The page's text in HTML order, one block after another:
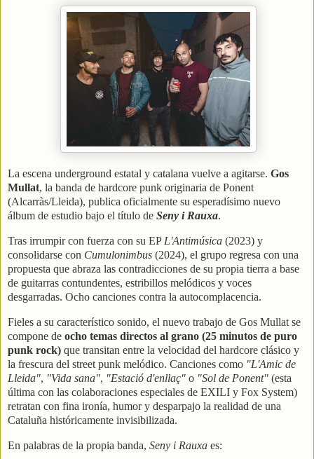
La escena underground estatal y catalana vuelve a agitarse. Gos
Mullat, la banda de hardcore punk originaria de Ponent
(Alcarràs/Lleida), publica oficialmente su esperadísimo nuevo
álbum de estudio bajo el título de Seny i Rauxa.
Tras irrumpir con fuerza con su EP L'Antimúsica (2023) y
consolidarse con Cumulonimbus (2024), el grupo regresa con una
propuesta que abraza las contradicciones de su propia tierra a base
de guitarras contundentes, estribillos melódicos y voces
desgarradas. Ocho canciones contra la autocomplacencia.
Fieles a su característico sonido, el nuevo trabajo de Gos Mullat se
compone de ocho temas directos al grano (25 minutos de puro
punk rock) que transitan entre la velocidad del hardcore clásico y
la frescura del street punk melódico. Canciones como "L'Amic de
Lleida", "Vida sana", "Estació d'enllaç" o "Sol de Ponent" (esta
última con las colaboraciones especiales de EXILI y Fox System)
retratan con fina ironía, humor y desparpajo la realidad de una
Cataluña históricamente invisibilizada.
En palabras de la propia banda, Seny i Rauxa es: